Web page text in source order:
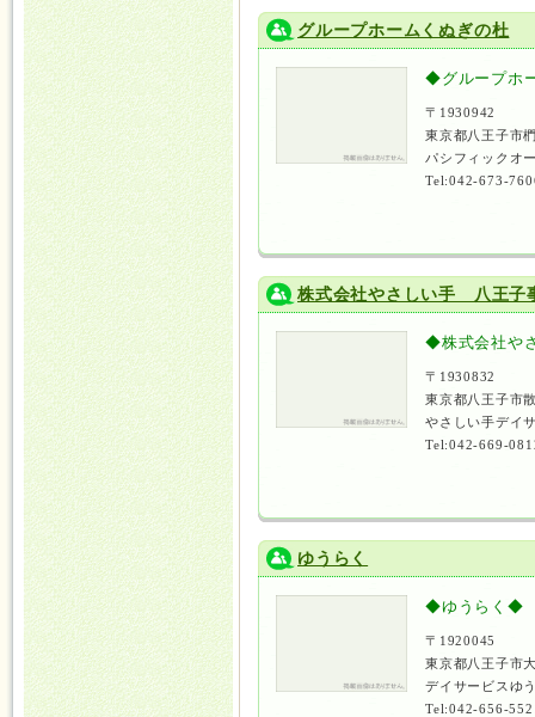
グループホームくぬぎの杜
◆グループホ
〒1930942
東京都八王子市
パシフィックオ
Tel:042-673-
株式会社やさしい手 八王子
◆株式会社や
〒1930832
東京都八王子市
やさしい手デイ
Tel:042-669-
ゆうらく
◆ゆうらく◆
〒1920045
東京都八王子市
デイサービスゆ
Tel:042-656-